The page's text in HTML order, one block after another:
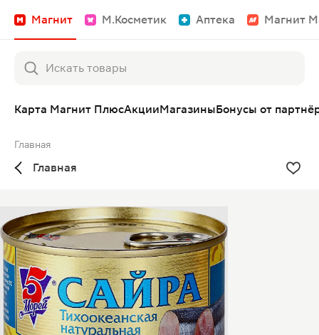
Магнит М.Косметик Аптека Магнит
Карта Магнит ПлюсАкцииМагазиныБонусы от
Главная
Главная